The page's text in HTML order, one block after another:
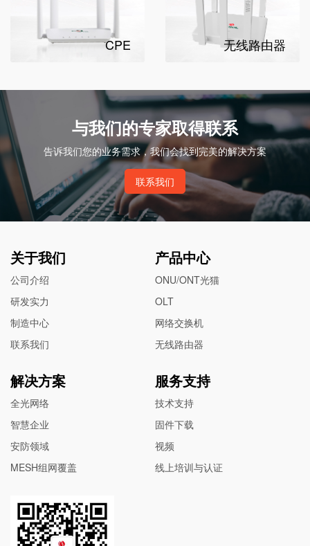
CPE 无线路由器
与我们的专家取得联系
告诉我们您的业务需求，我们会找到完美的解决方案
联系我们
关于我们
公司介绍
研发实力
制造中心
联系我们
产品中心
ONU/ONT光猫
OLT
网络交换机
无线路由器
解决方案
全光网络
智慧企业
安防领域
MESH组网覆盖
服务支持
技术支持
固件下载
视频
线上培训与认证